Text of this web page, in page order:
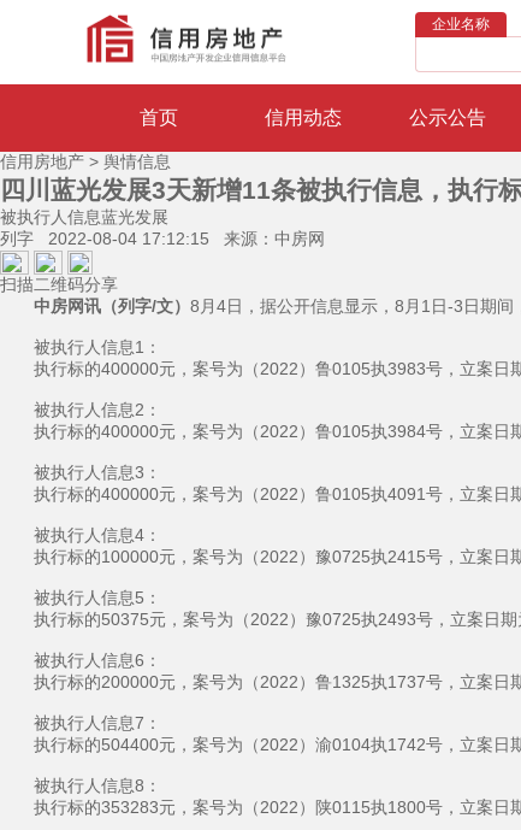
企业名称
首页 信用动态 公示公告
信用房地产 > 舆情信息
四川蓝光发展3天新增11条被执行信息，执行
被执行人信息蓝光发展
列字 2022-08-04 17:12:15 来源： 中房网
扫描二维码分享
中房网讯（列字/文） 8月4日，据公开信息显示，8月1日-3日期间
被执行人信息1：
执行标的400000元，案号为（2022）鲁0105执3983号，立案日
被执行人信息2：
执行标的400000元，案号为（2022）鲁0105执3984号，立案日
被执行人信息3：
执行标的400000元，案号为（2022）鲁0105执4091号，立案日
被执行人信息4：
执行标的100000元，案号为（2022）豫0725执2415号，立案日
被执行人信息5：
执行标的50375元，案号为（2022）豫0725执2493号，立案日期
被执行人信息6：
执行标的200000元，案号为（2022）鲁1325执1737号，立案日
被执行人信息7：
执行标的504400元，案号为（2022）渝0104执1742号，立案日
被执行人信息8：
执行标的353283元，案号为（2022）陕0115执1800号，立案日